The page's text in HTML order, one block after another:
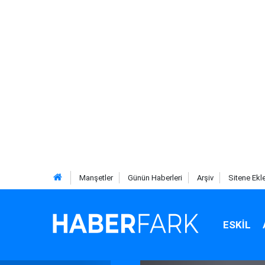
Manşetler Günün Haberleri Arşiv Sitene
ESKIL